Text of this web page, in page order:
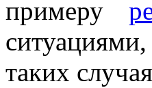
примеру
таких